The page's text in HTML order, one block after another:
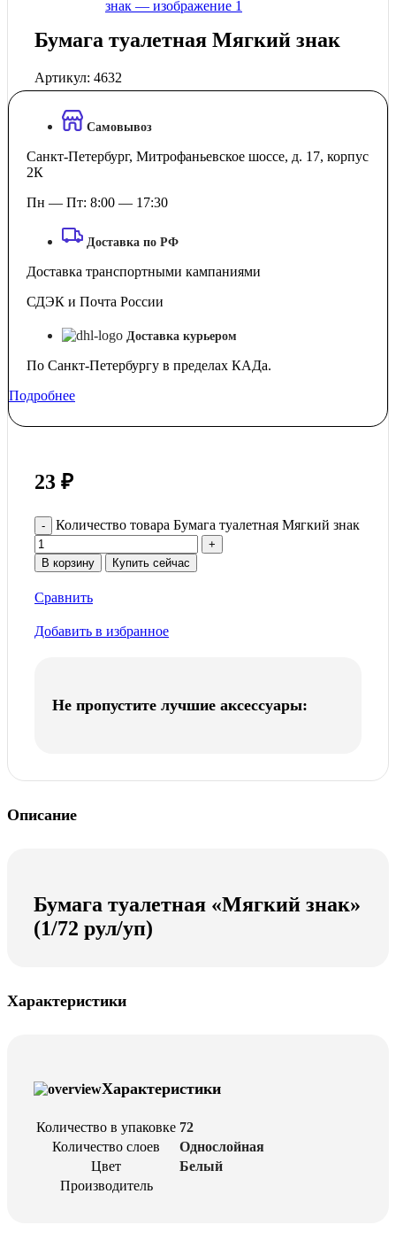
Бумага туалетная Мягкий знак
Артикул: 4632
Самовывоз
Санкт-Петербург, Митрофаньевское шоссе, д. 17, корпус
2К
Пн — Пт: 8:00 — 17:30
Доставка по РФ
Доставка транспортными кампаниями
СДЭК и Почта России
Доставка курьером
По Санкт-Петербургу в пределах КАДа.
Подробнее
23 ₽
Количество товара Бумага туалетная Мягкий знак
В корзину Купить сейчас
Сравнить
Добавить в избранное
Не пропустите лучшие аксессуары:
Описание
Бумага туалетная «Мягкий знак»
(1/72 рул/уп)
Характеристики
Характеристики
Количество в упаковке 72
Количество слоев
Однослойная
Цвет
Белый
Производитель